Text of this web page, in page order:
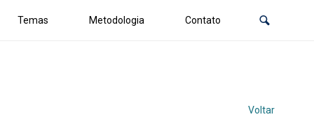
Temas Metodologia Contato
Voltar